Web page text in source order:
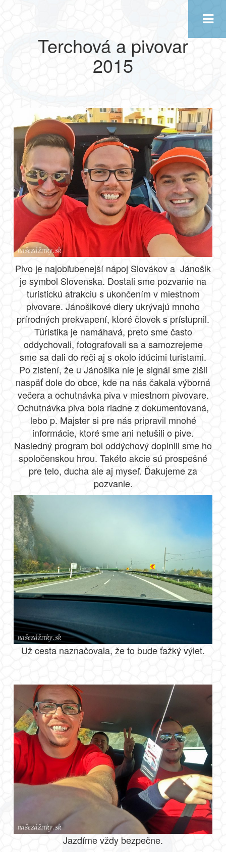
×
Terchová a pivovar
2015
Pivo je najobľubenejší nápoj Slovákov a Jánošik
je symbol Slovenska. Dostali sme pozvanie na
turistickú atrakciu s ukončením v miestnom
pivovare. Jánošikové diery ukrývajú mnoho
prírodných prekvapení, ktoré človek s prístupnil.
Túristika je namáhavá, preto sme často
oddychovali, fotografovali sa a samozrejeme
sme sa dali do reči aj s okolo idúcimi turistami.
Po zistení, že u Jánošika nie je signál sme zišli
naspäť dole do obce, kde na nás čakala výborná
večera a ochutnávka piva v miestnom pivovare.
Ochutnávka piva bola riadne z dokumentovaná,
lebo p. Majster si pre nás pripravil mnohé
informácie, ktoré sme ani netušili o pive.
Nasledný program bol oddýchový doplnili sme ho
spoločenskou hrou. Takéto akcie sú prospešné
pre telo, ducha ale aj myseľ. Ďakujeme za
pozvanie.
Už cesta naznačovala, že to bude ťažký výlet.
Jazdíme vždy bezpečne.